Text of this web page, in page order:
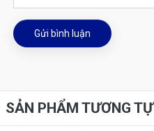
Gửi bình luận
SẢN PHẨM TƯƠNG TỰ